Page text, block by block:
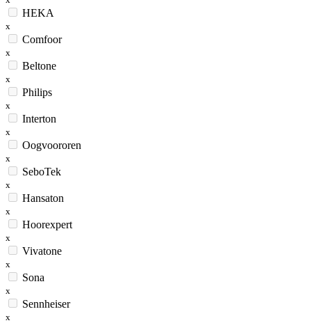
HEKA
x
Comfoor
x
Beltone
x
Philips
x
Interton
x
Oogvoororen
x
SeboTek
x
Hansaton
x
Hoorexpert
x
Vivatone
x
Sona
x
Sennheiser
x